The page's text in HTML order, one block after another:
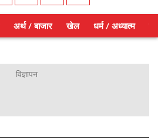
अर्थ / बाजार खेल धर्म / अध्यात्म